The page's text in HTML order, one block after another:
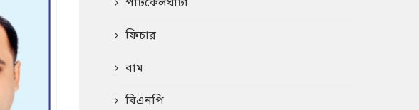
পাটকেলঘাটা
ফিচার
বাম
বিএনপি